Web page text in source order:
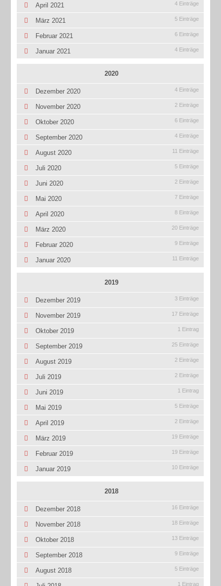
April 2021 4 Einträge
März 2021 5 Einträge
Februar 2021 6 Einträge
Januar 2021 4 Einträge
2020
Dezember 2020 4 Einträge
November 2020 2 Einträge
Oktober 2020 6 Einträge
September 2020 4 Einträge
August 2020 11 Einträge
Juli 2020 5 Einträge
Juni 2020 2 Einträge
Mai 2020 7 Einträge
April 2020 8 Einträge
März 2020 20 Einträge
Februar 2020 9 Einträge
Januar 2020 11 Einträge
2019
Dezember 2019 3 Einträge
November 2019 17 Einträge
Oktober 2019 1 Eintrag
September 2019 25 Einträge
August 2019 2 Einträge
Juli 2019 2 Einträge
Juni 2019 1 Eintrag
Mai 2019 5 Einträge
April 2019 2 Einträge
März 2019 19 Einträge
Februar 2019 19 Einträge
Januar 2019 10 Einträge
2018
Dezember 2018 16 Einträge
November 2018 18 Einträge
Oktober 2018 13 Einträge
September 2018 9 Einträge
August 2018 5 Einträge
1 Eintrag